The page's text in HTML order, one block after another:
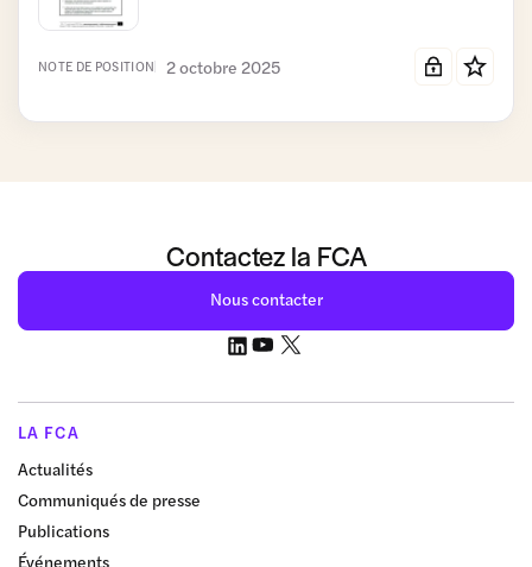
NOTE DE POSITION 2 octobre 2025
Contactez la FCA
Nous contacter
LA FCA
Actualités
Communiqués de presse
Publications
Événements